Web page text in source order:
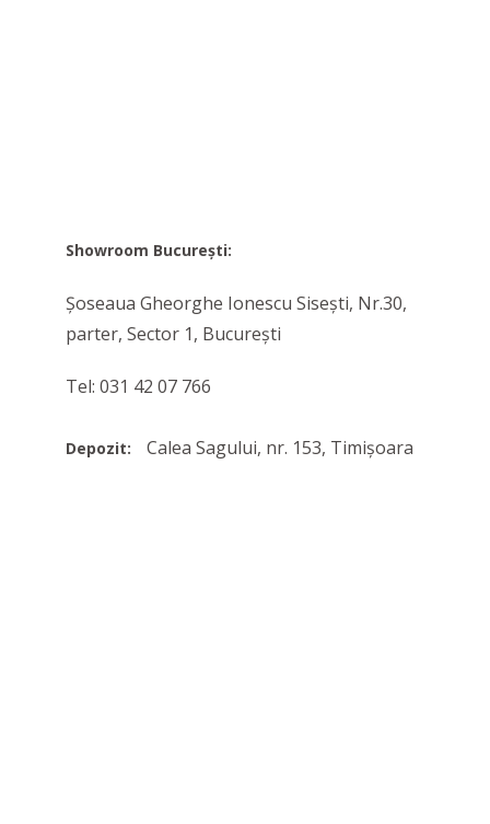
Showroom București:
Șoseaua Gheorghe Ionescu Sisești, Nr.30,
parter, Sector 1, București
Tel: 031 42 07 766
Depozit: Calea Sagului, nr. 153, Timișoara